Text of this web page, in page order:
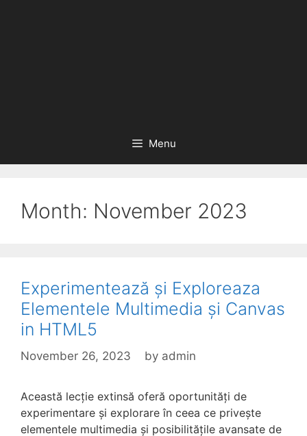
Menu
Month: November 2023
Experimentează și Exploreaza
Elementele Multimedia și Canvas
in HTML5
November 26, 2023 by admin
Această lecție extinsă oferă oportunități de
experimentare și explorare în ceea ce privește
elementele multimedia și posibilitățile avansate de